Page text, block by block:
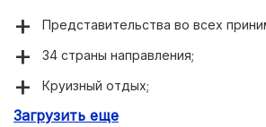
Представительства во всех
34 страны направления;
Круизный отдых;
Заселение в отели от 3-х звёзд и
Загрузить еще